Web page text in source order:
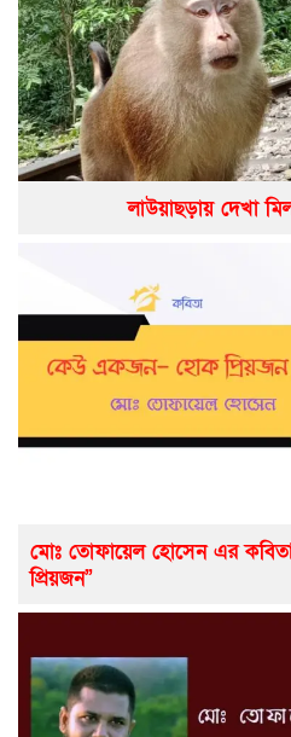
লাউয়াছড়ায় দেখা
মোঃ তোফায়েল হোসেন এর
প্রিয়জন”